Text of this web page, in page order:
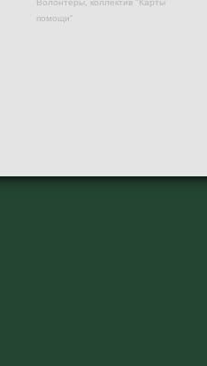
Волонтеры, коллектив "Карты
помощи"